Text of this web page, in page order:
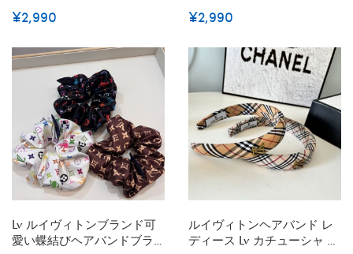
ブランドバナナクリップ髪
ハイブランド
¥2,990
ン 痛くない ヘアアクセサリ
本
¥2,990
Lv ルイヴィトンブランド可
愛い蝶結びヘアバンドブラ
ルイヴィトンヘアバンド レ
ディース Lv カチューシャ 可